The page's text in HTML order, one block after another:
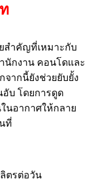
สำคัญที่เหมาะกับ
นักงาน คอนโดและ
ากนี้ยังช่วยยับยั้ง
อับ โดยการดูด
นอากาศให้กลาย
ที่
ตรต่อวัน